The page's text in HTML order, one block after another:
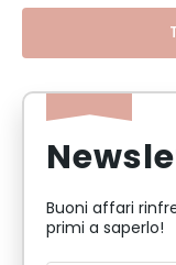
Buoni affari
primi a saperlo!